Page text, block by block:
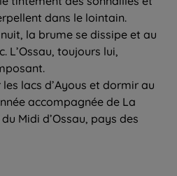
dans le lointain.
la brume se dissipe et au
L’Ossau, toujours lui,
lacs d’Ayous et dormir au
accompagnée de La
Midi d’Ossau, pays des